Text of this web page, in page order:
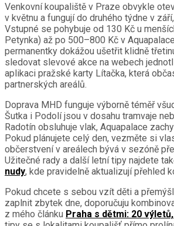
Venkovní koupaliště v Praze obvykle
v květnu a fungují do druhého týdne v
Vstupné se pohybuje od 130 Kč u
Petynka) až po 500–800 Kč v
permanentky dokážou ušetřit klidně
sledovat slevové akce na webech
aplikaci pražské karty Lítačka, která
partnerských areálů.
Doprava MHD funguje výborně téměř
Šutka i Podolí jsou v dosahu tramvaje
Radotín obsluhuje vlak, Aquapalace
Pokud plánujete celý den, vezměte si
občerstvení v areálech bývá v sezóně
Užitečné rady a další letní tipy najdete
nudy, kde pravidelně aktualizují přehled
Pokud chcete s sebou vzít děti a
zaplnit zbytek dne, doporučuju
z mého článku Praha s dětmi: 20